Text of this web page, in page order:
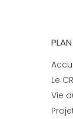
Le
Vie